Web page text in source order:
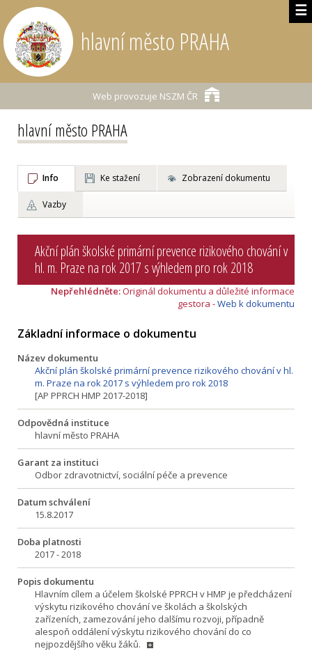
☰
hlavní město PRAHA
Web provozuje NSZM ČR
hlavní město PRAHA
Info Ke stažení Zobrazení dokumentu
Vazby
Akční plán školské primární prevence rizikového chování v
hl. m. Praze na rok 2017 s výhledem pro rok 2018
Nepřehlédněte:Originál dokumentu a důležité informace
gestora -Web k dokumentu
Základní informace o dokumentu
Název dokumentu
Akční plán školské primární prevence rizikového chování v hl.
m. Praze na rok 2017 s výhledem pro rok 2018
[AP PPRCH HMP 2017-2018]
Odpovědná instituce
hlavní město PRAHA
Garant za instituci
Odbor zdravotnictví, sociální péče a prevence
Datum schválení
15.8.2017
Doba platnosti
2017 - 2018
Popis dokumentu
Hlavním cílem a účelem školské PPRCH v HMP je předcházení
výskytu rizikového chování ve školách a školských
zařízeních, zamezování jeho dalšímu rozvoji, případně
alespoň oddálení výskytu rizikového chování do co
nejpozdějšího věku žáků.